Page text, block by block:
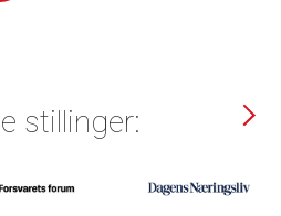
stillinger: